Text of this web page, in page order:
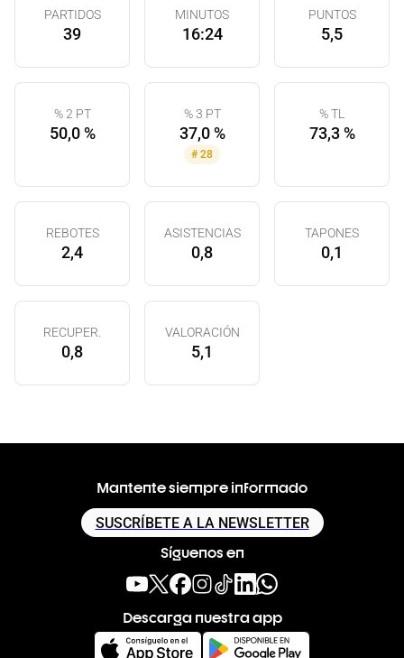
PARTIDOS
39
MINUTOS
16:24
PUNTOS
5,5
% 2 PT
50,0 %
% 3 PT
37,0 %
# 28
% TL
73,3 %
REBOTES
2,4
ASISTENCIAS
0,8
TAPONES
0,1
RECUPER.
0,8
VALORACIÓN
5,1
Mantente siempre informado
SUSCRÍBETE A LA NEWSLETTER
Síguenos en
Descarga nuestra app